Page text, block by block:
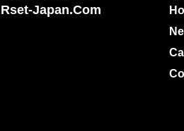
Rset-Japan.com